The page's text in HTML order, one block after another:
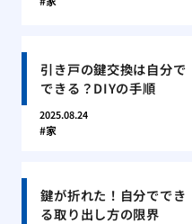
引き戸の鍵交換は自分で
できる？DIYの手順
2025.08.24
家
鍵が折れた！自分ででき
る取り出し方の限界